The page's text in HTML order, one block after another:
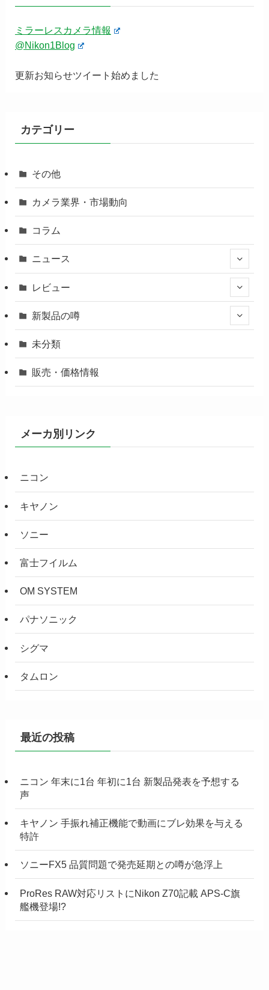
ミラーレスカメラ情報
@Nikon1Blog
更新お知らせツイート始めました
カテゴリー
その他
カメラ業界・市場動向
コラム
ニュース
レビュー
新製品の噂
未分類
販売・価格情報
メーカ別リンク
ニコン
キヤノン
ソニー
富士フイルム
OM SYSTEM
パナソニック
シグマ
タムロン
最近の投稿
ニコン 年末に1台 年初に1台 新製品発表を予想する
声
キヤノン 手振れ補正機能で動画にブレ効果を与える
特許
ソニーFX5 品質問題で発売延期との噂が急浮上
ProRes RAW対応リストにNikon Z70記載 APS-C旗
艦機登場!?